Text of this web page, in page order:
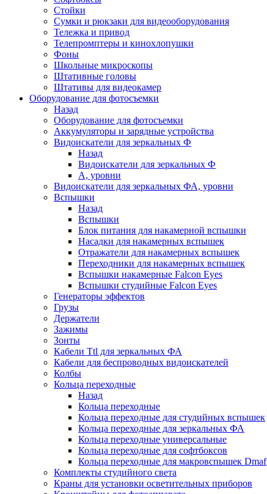
Стойки
Сумки и рюкзаки для видеооборудования
Тележка и привод
Телепромптеры и кинохлопушки
Фоны
Школьные микроскопы
Штативные головы
Штативы для видеокамер
Оборудование для фотосъемки
Назад
Оборудование для фотосъемки
Аккумуляторы и зарядные устройства
Видоискатели для зеркальных Ф
Назад
Видоискатели для зеркальных Ф
А, уровни
Видоискатели для зеркальных ФА, уровни
Вспышки
Назад
Вспышки
Блок питания для накамерной вспышки
Насадки для накамерных вспышек
Отражатели для накамерных вспышек
Переходники для накамерных вспышек
Вспышки накамерные Falcon Eyes
Вспышки студийные Falcon Eyes
Генераторы эффектов
Грузы
Держатели
Зажимы
Зонты
Кабели Ttl для зеркальных ФА
Кабели для беспроводных видоискателей
Колбы
Кольца переходные
Назад
Кольца переходные
Кольца переходные для студийных вспышек
Кольца переходные для зеркальных ФА
Кольца переходные универсальные
Кольца переходные для софтбоксов
Кольца переходные для макровспышек Dmaf
Комплекты студийного света
Краны для установки осветительных приборов